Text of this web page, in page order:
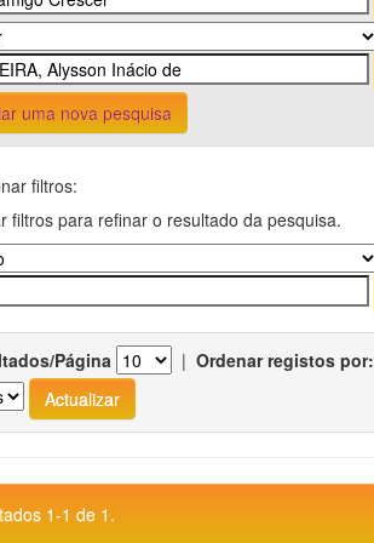
uma nova pesquisa
filtros:
filtros para refinar o resultado da pesquisa.
Página | Ordenar registos por:
1-1 de 1.